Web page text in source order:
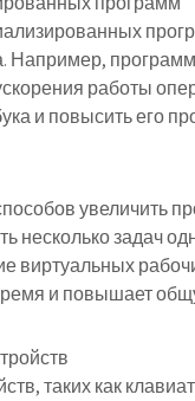
Например,
работы
и повысить его
увеличить
несколько задач
и повышает
таких как